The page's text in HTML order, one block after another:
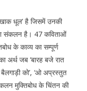
खाक धूल’ है जिसमें उनकी
संकलन है। 47 कविताओं
के काव्य का सम्पूर्ण
अर्थ जब ‘बारह बजे रात
बैलगाड़ी को’, ‘ओ अप्रस्तुत
मुक्तिबोध के चिंतन की